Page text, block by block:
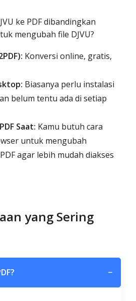
ke PDF dibandingkan
mengubah file DJVU?
Konversi online, gratis,
Biasanya perlu instalasi
belum tentu ada di setiap
Saat: Kamu butuh cara
untuk mengubah
agar lebih mudah diakses
yang Sering
−